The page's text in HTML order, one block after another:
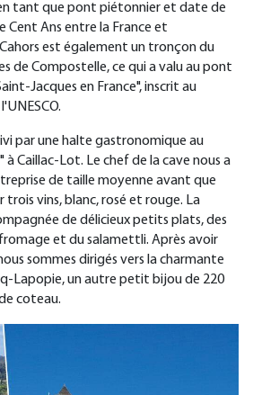
tant que pont piétonnier et date de
Cent Ans entre la France et
est également un tronçon du
de Compostelle, ce qui a valu au pont
Jacques en France", inscrit au
par une halte gastronomique au
Caillac-Lot. Le chef de la cave nous a
de taille moyenne avant que
trois vins, blanc, rosé et rouge. La
de délicieux petits plats, des
et du salamettli. Après avoir
sommes dirigés vers la charmante
Lapopie, un autre petit bijou de 220
coteau.